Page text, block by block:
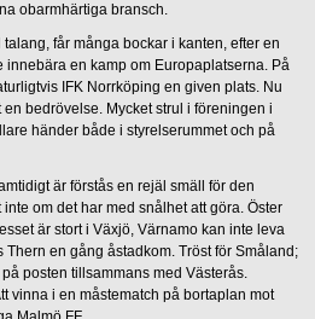
obarmhärtiga bransch.
får många bockar i kanten, efter en
en kamp om Europaplatserna. På
IFK Norrköping en given plats. Nu
bedrövelse. Mycket strul i föreningen i
händer både i styrelserummet och på
är förstås en rejäl smäll för den
om det har med snålhet att göra. Öster
är stort i Växjö, Värnamo kan inte leva
Thern en gång åstadkom. Tröst för Småland;
posten tillsammans med Västerås.
vinna i en måstematch på bortaplan mot